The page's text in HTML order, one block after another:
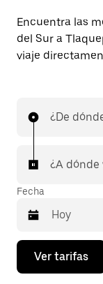
Encuentra las
del Sur a
viaje
¿De
¿A dónde
Fecha
Presiona
flecha
Ver tarifas